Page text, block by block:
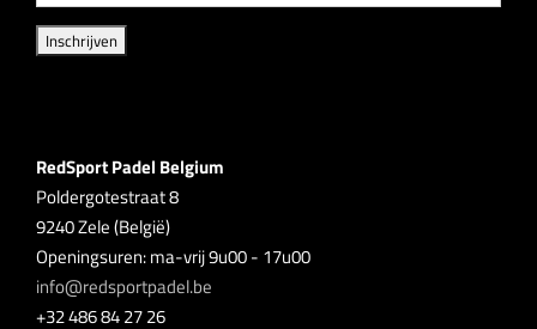
RedSport Padel Belgium
Poldergotestraat 8
9240 Zele (België)
Openingsuren: ma-vrij 9u00 - 17u00
info@redsportpadel.be
+32 486 84 27 26